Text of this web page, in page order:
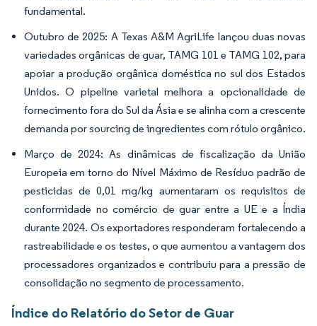
fundamental.
Outubro de 2025: A Texas A&M AgriLife lançou duas novas
variedades orgânicas de guar, TAMG 101 e TAMG 102, para
apoiar a produção orgânica doméstica no sul dos Estados
Unidos. O pipeline varietal melhora a opcionalidade de
fornecimento fora do Sul da Ásia e se alinha com a crescente
demanda por sourcing de ingredientes com rótulo orgânico.
Março de 2024: As dinâmicas de fiscalização da União
Europeia em torno do Nível Máximo de Resíduo padrão de
pesticidas de 0,01 mg/kg aumentaram os requisitos de
conformidade no comércio de guar entre a UE e a Índia
durante 2024. Os exportadores responderam fortalecendo a
rastreabilidade e os testes, o que aumentou a vantagem dos
processadores organizados e contribuiu para a pressão de
consolidação no segmento de processamento.
Índice do Relatório do Setor de Guar